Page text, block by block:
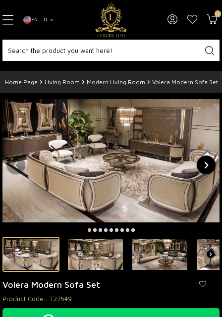
EN − TL
0
Home Page Living Room Modern Living Room Volera Modern Sofa Set
Volera Modern Sofa Set
Product Code : T27549